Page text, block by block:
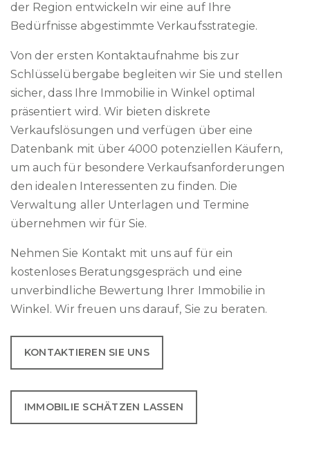
der Region entwickeln wir eine auf Ihre
Bedürfnisse abgestimmte Verkaufsstrategie.
Von der ersten Kontaktaufnahme bis zur
Schlüsselübergabe begleiten wir Sie und stellen
sicher, dass Ihre Immobilie in Winkel optimal
präsentiert wird. Wir bieten diskrete
Verkaufslösungen und verfügen über eine
Datenbank mit über 4000 potenziellen Käufern,
um auch für besondere Verkaufsanforderungen
den idealen Interessenten zu finden. Die
Verwaltung aller Unterlagen und Termine
übernehmen wir für Sie.
Nehmen Sie Kontakt mit uns auf für ein
kostenloses Beratungsgespräch und eine
unverbindliche Bewertung Ihrer Immobilie in
Winkel. Wir freuen uns darauf, Sie zu beraten.
KONTAKTIEREN SIE UNS
IMMOBILIE SCHÄTZEN LASSEN